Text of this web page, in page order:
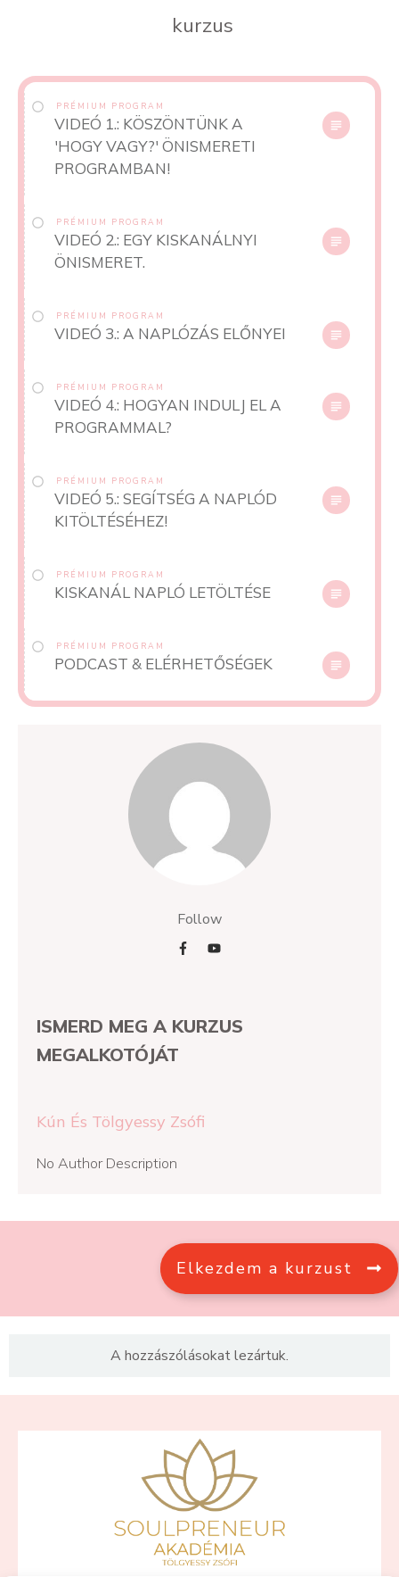
kurzus
PRÉMIUM PROGRAM
VIDEÓ 1.: KÖSZÖNTÜNK A
'HOGY VAGY?' ÖNISMERETI
PROGRAMBAN!
PRÉMIUM PROGRAM
VIDEÓ 2.: EGY KISKANÁLNYI
ÖNISMERET.
PRÉMIUM PROGRAM
VIDEÓ 3.: A NAPLÓZÁS ELŐNYEI
PRÉMIUM PROGRAM
VIDEÓ 4.: HOGYAN INDULJ EL A
PROGRAMMAL?
PRÉMIUM PROGRAM
VIDEÓ 5.: SEGÍTSÉG A NAPLÓD
KITÖLTÉSÉHEZ!
PRÉMIUM PROGRAM
KISKANÁL NAPLÓ LETÖLTÉSE
PRÉMIUM PROGRAM
PODCAST & ELÉRHETŐSÉGEK
Follow
ISMERD MEG A KURZUS
MEGALKOTÓJÁT
Kún És Tölgyessy Zsófi
No Author Description
Elkezdem a kurzust
A hozzászólásokat lezártuk.